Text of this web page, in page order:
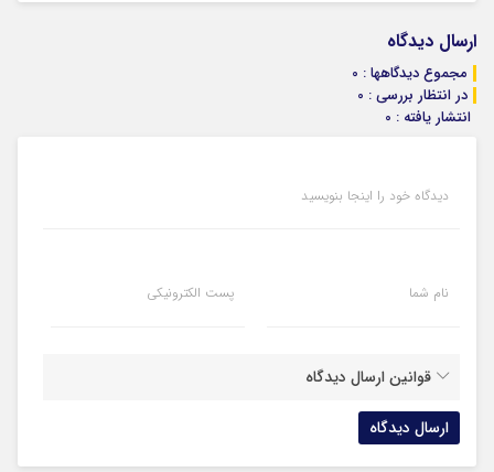
ارسال دیدگاه
مجموع دیدگاهها : 0
در انتظار بررسی : 0
انتشار یافته : 0
دیدگاه خود را اینجا بنویسید
نام شما پست الکترونیکی
قوانین ارسال دیدگاه